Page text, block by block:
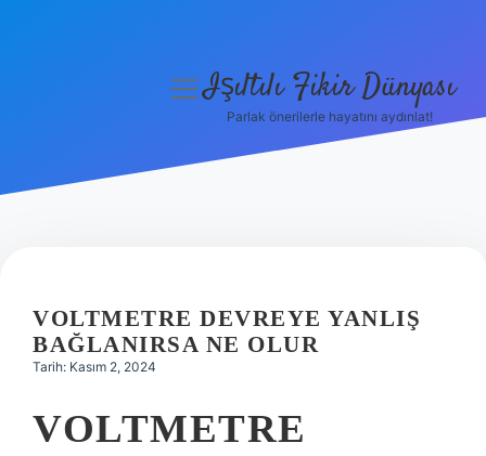
menüyüIşıltılı Fikir Dünyası
Parlak önerilerle hayatını aydınlat!
VOLTMETRE DEVREYE YANLIŞ
BAĞLANIRSA NE OLUR
Tarih: Kasım 2, 2024
VOLTMETRE